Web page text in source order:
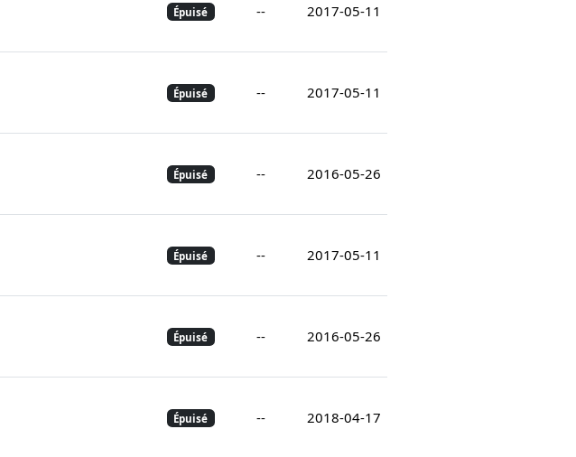
Épuisé -- 2017-05-11
Épuisé -- 2017-05-11
Épuisé -- 2016-05-26
Épuisé -- 2017-05-11
Épuisé -- 2016-05-26
Épuisé -- 2018-04-17